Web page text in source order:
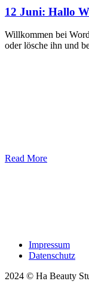
12 Juni: Hallo
Willkommen bei
oder lösche ihn und
Read More
Impressum
Datenschutz
2024 © Ha Beauty